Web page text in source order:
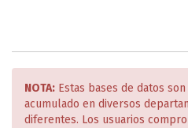
NOTA: Estas bases de datos
acumulado en diversos
diferentes. Los usuarios